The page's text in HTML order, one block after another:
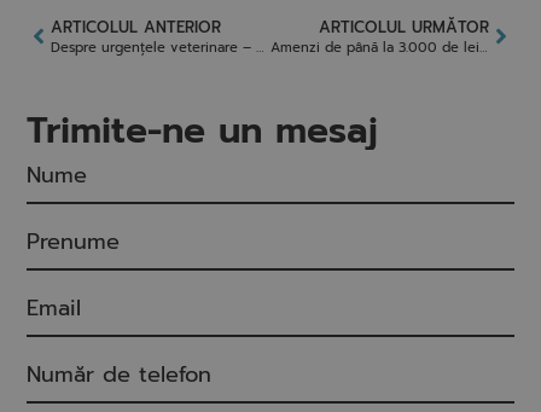
ARTICOLUL ANTERIOR
Despre urgențele veterinare – Lunatica Dog Vlog
ARTICOLUL URMĂTOR
Amenzi de până la 3.000 de lei pentru românii care au câini. Ce trebuie să facă de fiecare dată când își scot afară animalele – ProTV
Trimite-ne un mesaj